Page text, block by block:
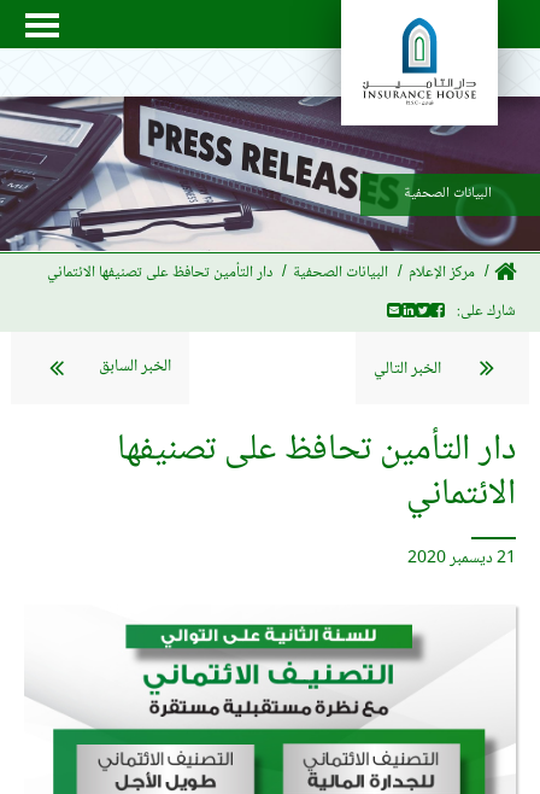
البيانات الصحفية
مركز الإعلام البيانات الصحفية
دار التأمين تحافظ على تصنيفها الائتماني
شارك على:
الخبر التالي الخبر السابق
دار التأمين تحافظ على تصنيفها
الائتماني
21 ديسمبر 2020